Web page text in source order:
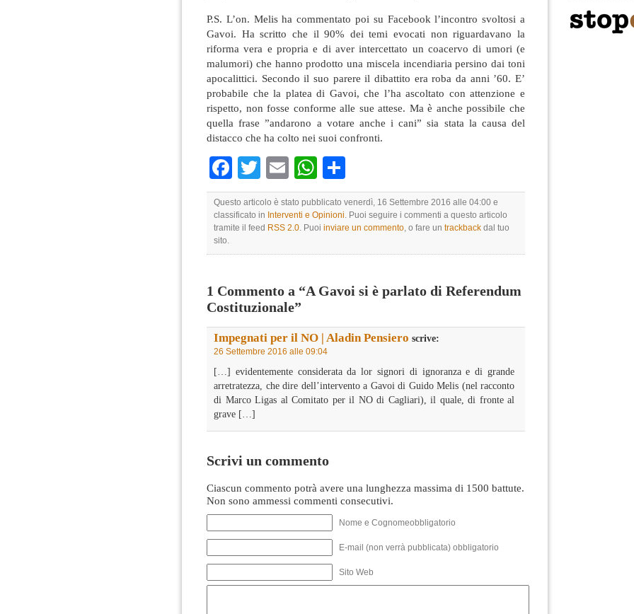
P.S. L’on. Melis ha commentato poi su Facebook l’incontro svoltosi a
Gavoi. Ha scritto che il 90% dei temi evocati non riguardavano la
riforma vera e propria e di aver intercettato un coacervo di umori (e
malumori) che hanno prodotto una miscela incendiaria persino dai toni
apocalittici. Secondo il suo parere il dibattito era roba da anni ’60. E’
probabile che la platea di Gavoi, che l’ha ascoltato con attenzione e
rispetto, non fosse conforme alle sue attese. Ma è anche possibile che
quella frase ”andarono a votare anche i cani” sia stata la causa del
distacco che ha colto nei suoi confronti.
Facebook
TwitterEmailWhatsApp
Questo articolo è stato pubblicato venerdì, 16 Settembre 2016 alle 04:00 e
classificato in Interventi e Opinioni. Puoi seguire i commenti a questo articolo
tramite il feed RSS 2.0. Puoi inviare un commento, o fare un trackback dal tuo
sito.
1 Commento a “A Gavoi si è parlato di Referendum
Costituzionale”
Impegnati per il NO | Aladin Pensiero scrive:
26 Settembre 2016 alle 09:04
[…] evidentemente considerata da lor signori di ignoranza e di grande
arretratezza, che dire dell’intervento a Gavoi di Guido Melis (nel racconto
di Marco Ligas al Comitato per il NO di Cagliari), il quale, di fronte al
grave […]
Scrivi un commento
Ciascun commento potrà avere una lunghezza massima di 1500 battute.
Non sono ammessi commenti consecutivi.
Nome e Cognomeobbligatorio
E-mail (non verrà pubblicata) obbligatorio
Sito Web